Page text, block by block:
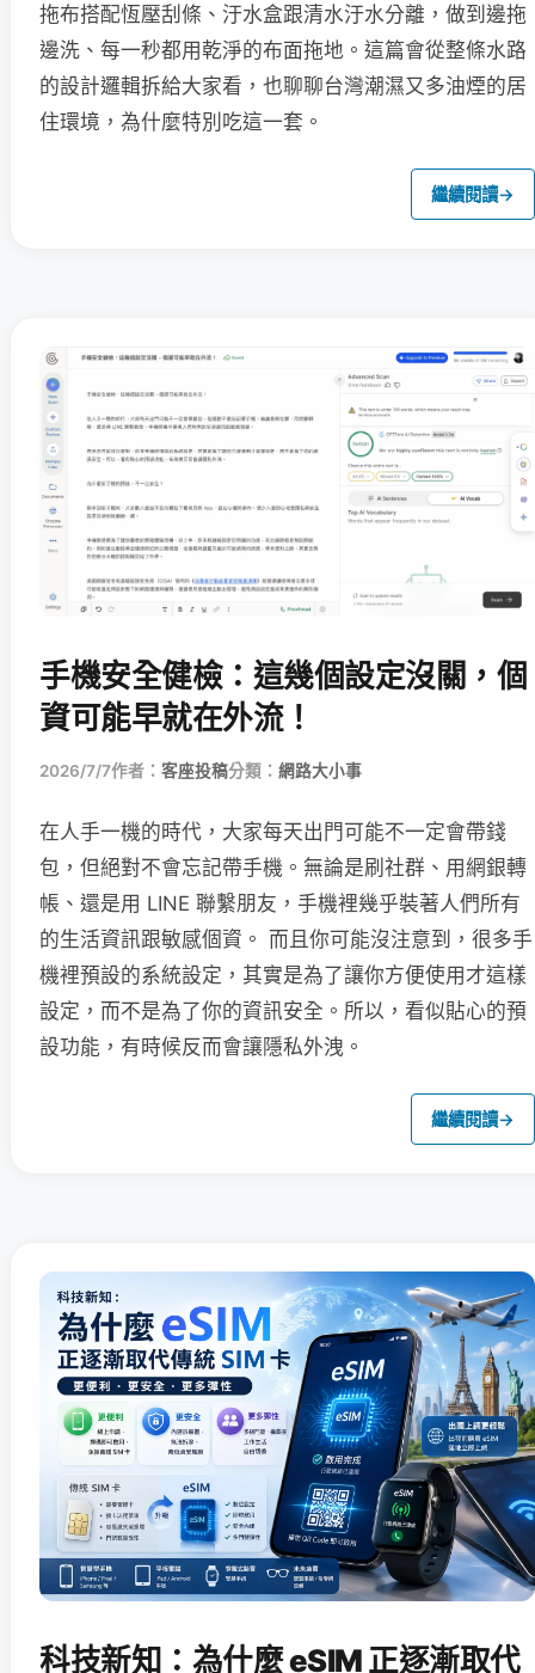
拖布搭配恆壓刮條、汙水盒跟清水汙水分離，做到邊拖
邊洗、每一秒都用乾淨的布面拖地。這篇會從整條水路
的設計邏輯拆給大家看，也聊聊台灣潮濕又多油煙的居
住環境，為什麼特別吃這一套。
繼續閱讀→
手機安全健檢：這幾個設定沒關，個
資可能早就在外流！
2026/7/7作者： 客座投稿分類： 網路大小事
在人手一機的時代，大家每天出門可能不一定會帶錢
包，但絕對不會忘記帶手機。無論是刷社群、用網銀轉
帳、還是用 LINE 聯繫朋友，手機裡幾乎裝著人們所有
的生活資訊跟敏感個資。 而且你可能沒注意到，很多手
機裡預設的系統設定，其實是為了讓你方便使用才這樣
設定，而不是為了你的資訊安全。所以，看似貼心的預
設功能，有時候反而會讓隱私外洩。
繼續閱讀→
科技新知：為什麼 eSIM 正逐漸取代